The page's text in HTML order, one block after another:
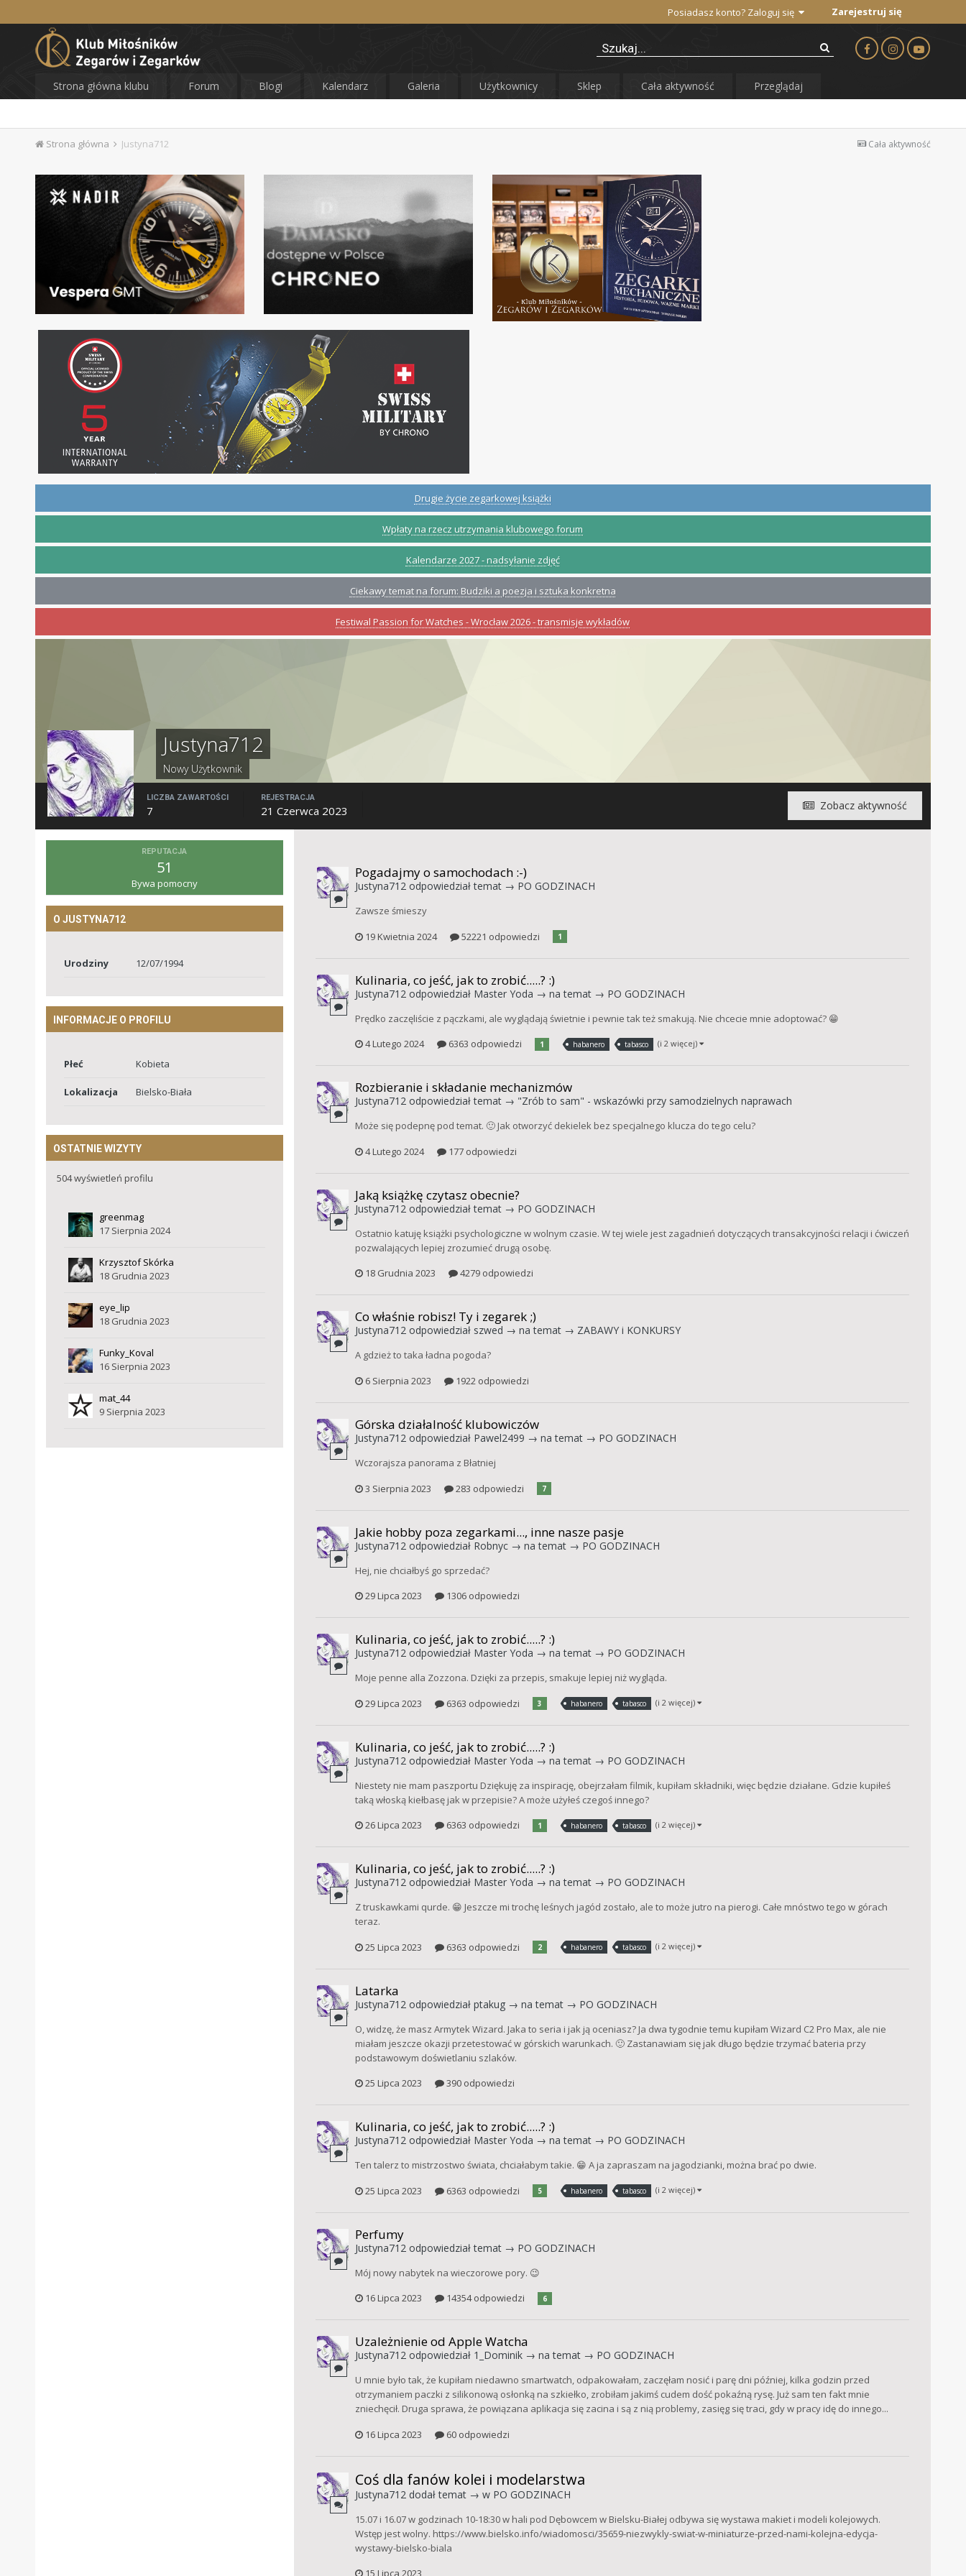
Posiadasz konto? Zaloguj się Zarejestruj się
Strona główna klubu Forum Blogi Kalendarz Galeria Użytkownicy Sklep Cała aktywność Przeglądaj
Cała aktywność
Strona główna Justyna712
Drugie życie zegarkowej książki
Wpłaty na rzecz utrzymania klubowego forum
Kalendarze 2027 - nadsyłanie zdjęć
Ciekawy temat na forum: Budziki a poezja i sztuka konkretna
Festiwal Passion for Watches - Wrocław 2026 - transmisje wykładów
Justyna712
Nowy Użytkownik
Zobacz aktywność
LICZBA ZAWARTOŚCI
7
REJESTRACJA
21 Czerwca 2023
REPUTACJA
51
Bywa pomocny
O JUSTYNA712
Urodziny 12/07/1994
INFORMACJE O PROFILU
Płeć Kobieta
Lokalizacja Bielsko-Biała
OSTATNIE WIZYTY
504 wyświetleń profilu
greenmag
17 Sierpnia 2024
Krzysztof Skórka
18 Grudnia 2023
eye_lip
18 Grudnia 2023
Funky_Koval
16 Sierpnia 2023
mat_44
9 Sierpnia 2023
Pogadajmy o samochodach :-)
Justyna712odpowiedział temat → PO GODZINACH
Zawsze śmieszy
19 Kwietnia 2024
52221 odpowiedzi 1
Kulinaria, co jeść, jak to zrobić.....? :)
Justyna712odpowiedział Master Yoda → na temat → PO GODZINACH
Prędko zaczęliście z pączkami, ale wyglądają świetnie i pewnie tak też smakują. Nie chcecie mnie adoptować? 😁
4 Lutego 2024
6363 odpowiedzi 1 habanero tabasco (i 2 więcej)
Rozbieranie i składanie mechanizmów
Justyna712odpowiedział temat → "Zrób to sam" - wskazówki przy samodzielnych naprawach
Może się podepnę pod temat. 🙂 Jak otworzyć dekielek bez specjalnego klucza do tego celu?
4 Lutego 2024
177 odpowiedzi
Jaką książkę czytasz obecnie?
Justyna712odpowiedział temat → PO GODZINACH
Ostatnio katuję książki psychologiczne w wolnym czasie. W tej wiele jest zagadnień dotyczących transakcyjności relacji i ćwiczeń
pozwalających lepiej zrozumieć drugą osobę.
18 Grudnia 2023
4279 odpowiedzi
Co właśnie robisz! Ty i zegarek ;)
Justyna712odpowiedział szwed → na temat → ZABAWY i KONKURSY
A gdzież to taka ładna pogoda?
6 Sierpnia 2023
1922 odpowiedzi
Górska działalność klubowiczów
Justyna712odpowiedział Pawel2499 → na temat → PO GODZINACH
Wczorajsza panorama z Błatniej
3 Sierpnia 2023
283 odpowiedzi 7
Jakie hobby poza zegarkami..., inne nasze pasje
Justyna712 odpowiedział Robnyc→ na temat → PO GODZINACH
Hej, nie chciałbyś go sprzedać?
29 Lipca 2023
1306 odpowiedzi
Kulinaria, co jeść, jak to zrobić.....? :)
Justyna712odpowiedział Master Yoda → na temat → PO GODZINACH
Moje penne alla Zozzona. Dzięki za przepis, smakuje lepiej niż wygląda.
29 Lipca 2023
6363 odpowiedzi 3 habanero tabasco (i 2 więcej)
Kulinaria, co jeść, jak to zrobić.....? :)
Justyna712 odpowiedział Master Yoda → na temat → PO GODZINACH
Niestety nie mam paszportu Dziękuję za inspirację, obejrzałam filmik, kupiłam składniki, więc będzie działane. Gdzie kupiłeś
taką włoską kiełbasę jak w przepisie? A może użyłeś czegoś innego?
26 Lipca 2023
6363 odpowiedzi 1 habanero tabasco (i 2 więcej)
Kulinaria, co jeść, jak to zrobić.....? :)
Justyna712odpowiedział Master Yoda → na temat → PO GODZINACH
Z truskawkami qurde. 😁 Jeszcze mi trochę leśnych jagód zostało, ale to może jutro na pierogi. Całe mnóstwo tego w górach
teraz.
25 Lipca 2023
6363 odpowiedzi 2 habanero tabasco (i 2 więcej)
Latarka
Justyna712 odpowiedział ptakug→ na temat → PO GODZINACH
O, widzę, że masz Armytek Wizard. Jaka to seria i jak ją oceniasz? Ja dwa tygodnie temu kupiłam Wizard C2 Pro Max, ale nie
miałam jeszcze okazji przetestować w górskich warunkach. 🙂 Zastanawiam się jak długo będzie trzymać bateria przy
podstawowym doświetlaniu szlaków.
25 Lipca 2023
390 odpowiedzi
Kulinaria, co jeść, jak to zrobić.....? :)
Justyna712odpowiedział Master Yoda → na temat → PO GODZINACH
Ten talerz to mistrzostwo świata, chciałabym takie. 😁 A ja zapraszam na jagodzianki, można brać po dwie.
25 Lipca 2023
6363 odpowiedzi 5 habanero tabasco (i 2 więcej)
Perfumy
Justyna712 odpowiedział temat → PO GODZINACH
Mój nowy nabytek na wieczorowe pory. 😉
16 Lipca 2023
14354 odpowiedzi 6
Uzależnienie od Apple Watcha
Justyna712odpowiedział 1_Dominik→ na temat → PO GODZINACH
U mnie było tak, że kupiłam niedawno smartwatch, odpakowałam, zaczęłam nosić i parę dni później, kilka godzin przed
otrzymaniem paczki z silikonową osłonką na szkiełko, zrobiłam jakimś cudem dość pokaźną rysę. Już sam ten fakt mnie
zniechęcił. Druga sprawa, że powiązana aplikacja się zacina i są z nią problemy, zasięg się traci, gdy w pracy idę do innego...
16 Lipca 2023
60 odpowiedzi
Coś dla fanów kolei i modelarstwa
Justyna712 dodał temat → w PO GODZINACH
15.07 i 16.07 w godzinach 10-18:30 w hali pod Dębowcem w Bielsku-Białej odbywa się wystawa makiet i modeli kolejowych.
Wstęp jest wolny. https://www.bielsko.info/wiadomosci/35659-niezwykly-swiat-w-miniaturze-przed-nami-kolejna-edycja-
wystawy-bielsko-biala
15 Lipca 2023